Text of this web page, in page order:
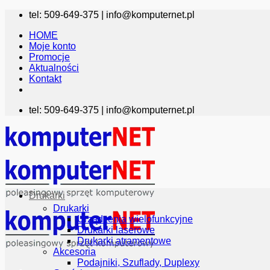
Przewiń
zawartości
tel: 509-649-375 | info@komputernet.pl
HOME
Moje konto
Promocje
Aktualności
Kontakt
tel: 509-649-375 | info@komputernet.pl
Drukarki
Drukarki
Urządzenia wielofunkcyjne
Drukarki laserowe
Drukarki atramentowe
Akcesoria
Podajniki, Szuflady, Duplexy